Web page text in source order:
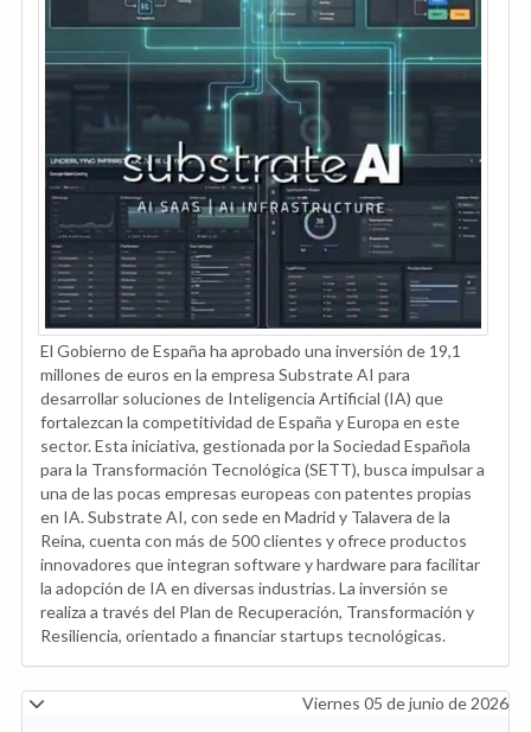
El Gobierno de España ha aprobado una inversión de 19,1
millones de euros en la empresa Substrate AI para
desarrollar soluciones de Inteligencia Artificial (IA) que
fortalezcan la competitividad de España y Europa en este
sector. Esta iniciativa, gestionada por la Sociedad Española
para la Transformación Tecnológica (SETT), busca impulsar a
una de las pocas empresas europeas con patentes propias
en IA. Substrate AI, con sede en Madrid y Talavera de la
Reina, cuenta con más de 500 clientes y ofrece productos
innovadores que integran software y hardware para facilitar
la adopción de IA en diversas industrias. La inversión se
realiza a través del Plan de Recuperación, Transformación y
Resiliencia, orientado a financiar startups tecnológicas.
Viernes 05 de junio de 2026